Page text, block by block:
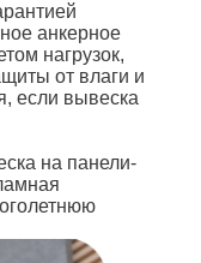
анкерное
нагрузок,
от влаги и
если вывеска
на панели-